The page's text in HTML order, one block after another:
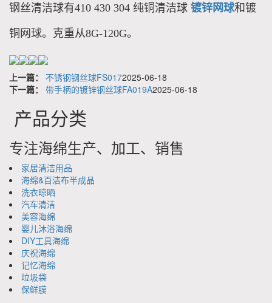
钢丝清洁球有410 430 304 纯铜清洁球 镀锌网球和镀
铜网球。克重从8G-120G。
上一篇： 不锈钢钢丝球FS0172025-06-18
下一篇：
带手柄的镀锌钢丝球FA019A2025-06-18
产品分类
专注海绵生产、加工、销售
家居清洁用品
海绵&百洁布半成品
洗衣晾晒
汽车清洁
美容海绵
婴儿沐浴海绵
DIY工具海绵
庆祝海绵
记忆海绵
垃圾袋
保鲜膜